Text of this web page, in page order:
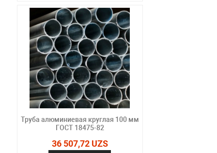
Труба алюминиевая круглая 100 мм
ГОСТ 18475-82
36 507,72 UZS